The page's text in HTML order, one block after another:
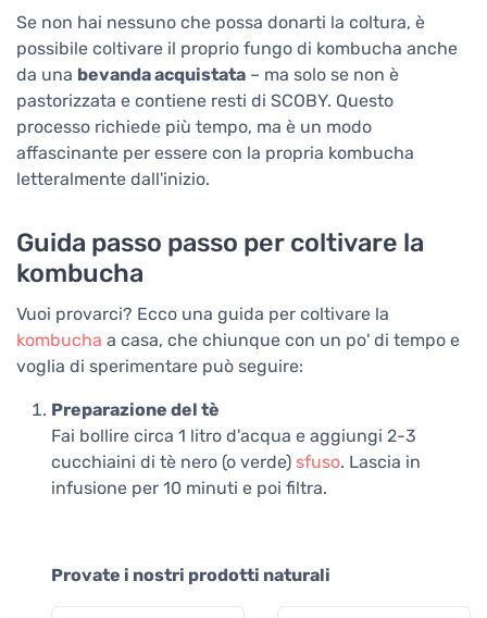
Se non hai nessuno che possa donarti la coltura, è
possibile coltivare il proprio fungo di kombucha anche
da una bevanda acquistata – ma solo se non è
pastorizzata e contiene resti di SCOBY. Questo
processo richiede più tempo, ma è un modo
affascinante per essere con la propria kombucha
letteralmente dall'inizio.
Guida passo passo per coltivare la
kombucha
Vuoi provarci? Ecco una guida per coltivare la
kombucha a casa, che chiunque con un po' di tempo e
voglia di sperimentare può seguire:
Preparazione del tè
Fai bollire circa 1 litro d'acqua e aggiungi 2-3
cucchiaini di tè nero (o verde) sfuso. Lascia in
infusione per 10 minuti e poi filtra.
Provate i nostri prodotti naturali